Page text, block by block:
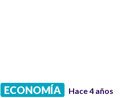
ECONOMÍA Hace 4 años